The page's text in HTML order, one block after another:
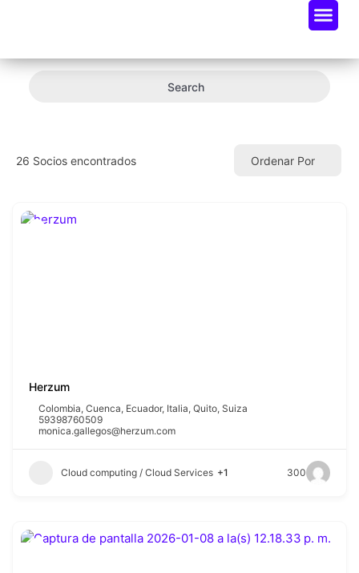
Search
26 Socios encontrados Ordenar Por
Herzum
Colombia, Cuenca, Ecuador, Italia, Quito, Suiza
59398760509
monica.gallegos@herzum.com
Cloud computing / Cloud Services +1 300